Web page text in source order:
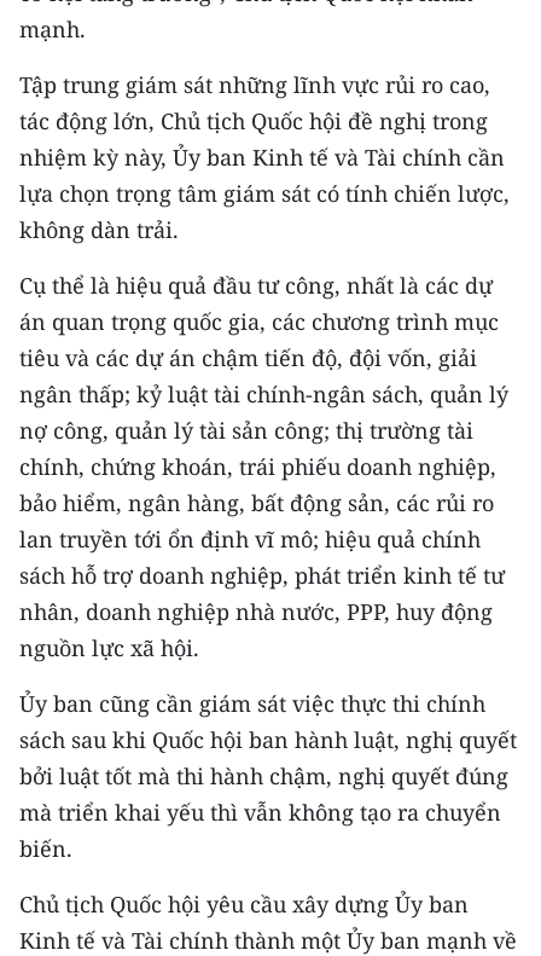
mạnh.
Tập trung giám sát những lĩnh vực rủi ro cao,
tác động lớn, Chủ tịch Quốc hội đề nghị trong
nhiệm kỳ này, Ủy ban Kinh tế và Tài chính cần
lựa chọn trọng tâm giám sát có tính chiến lược,
không dàn trải.
Cụ thể là hiệu quả đầu tư công, nhất là các dự
án quan trọng quốc gia, các chương trình mục
tiêu và các dự án chậm tiến độ, đội vốn, giải
ngân thấp; kỷ luật tài chính-ngân sách, quản lý
nợ công, quản lý tài sản công; thị trường tài
chính, chứng khoán, trái phiếu doanh nghiệp,
bảo hiểm, ngân hàng, bất động sản, các rủi ro
lan truyền tới ổn định vĩ mô; hiệu quả chính
sách hỗ trợ doanh nghiệp, phát triển kinh tế tư
nhân, doanh nghiệp nhà nước, PPP, huy động
nguồn lực xã hội.
Ủy ban cũng cần giám sát việc thực thi chính
sách sau khi Quốc hội ban hành luật, nghị quyết
bởi luật tốt mà thi hành chậm, nghị quyết đúng
mà triển khai yếu thì vẫn không tạo ra chuyển
biến.
Chủ tịch Quốc hội yêu cầu xây dựng Ủy ban
Kinh tế và Tài chính thành một Ủy ban mạnh về